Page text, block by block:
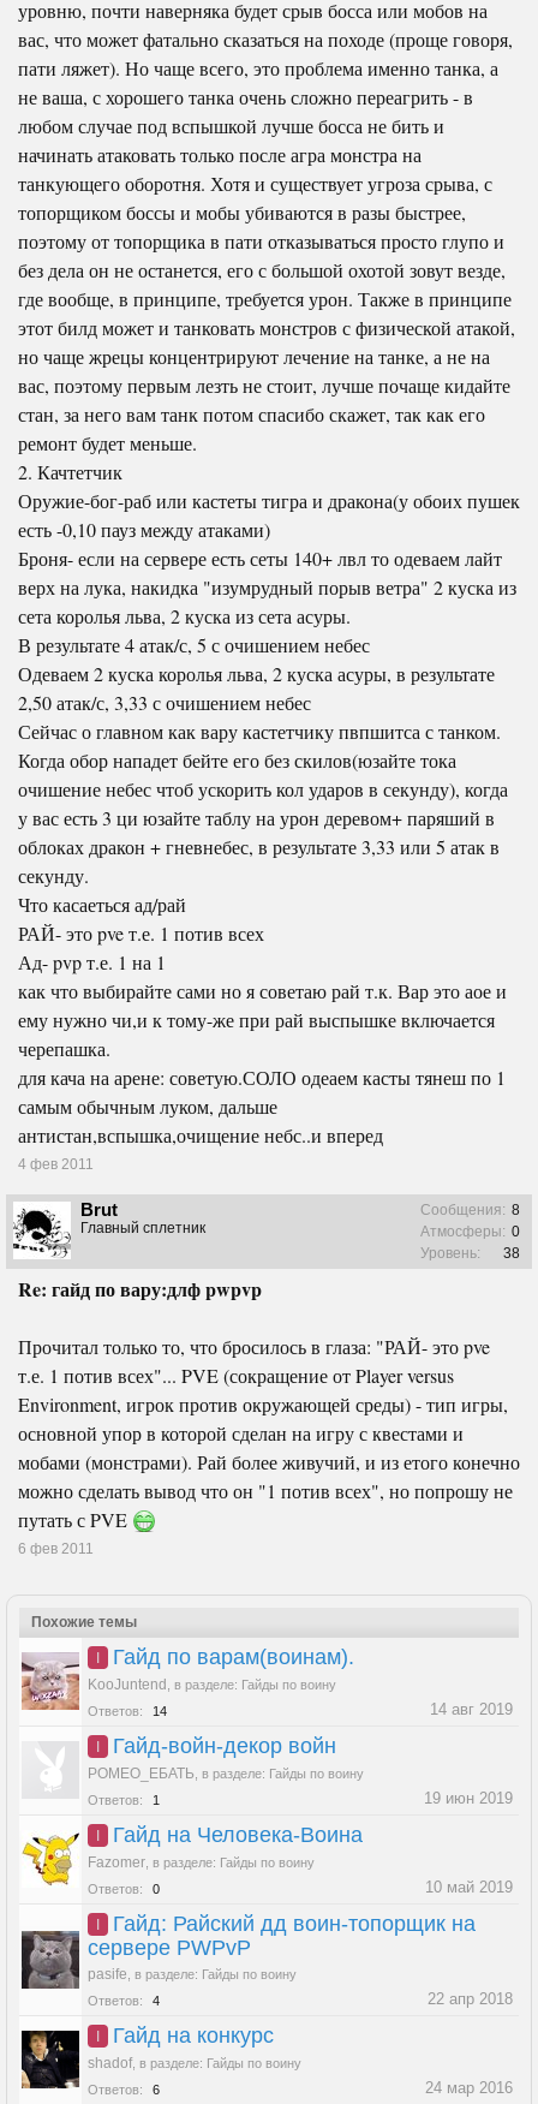
уровню, почти наверняка будет срыв босса или мобов на
вас, что может фатально сказаться на походе (проще говоря,
пати ляжет). Но чаще всего, это проблема именно танка, а
не ваша, с хорошего танка очень сложно переагрить - в
любом случае под вспышкой лучше босса не бить и
начинать атаковать только после агра монстра на
танкующего оборотня. Хотя и существует угроза срыва, с
топорщиком боссы и мобы убиваются в разы быстрее,
поэтому от топорщика в пати отказываться просто глупо и
без дела он не останется, его с большой охотой зовут везде,
где вообще, в принципе, требуется урон. Также в принципе
этот билд может и танковать монстров с физической атакой,
но чаще жрецы концентрируют лечение на танке, а не на
вас, поэтому первым лезть не стоит, лучше почаще кидайте
стан, за него вам танк потом спасибо скажет, так как его
ремонт будет меньше.
2. Качтетчик
Оружие-бог-раб или кастеты тигра и дракона(у обоих пушек
есть -0,10 пауз между атаками)
Броня- если на сервере есть сеты 140+ лвл то одеваем лайт
верх на лука, накидка "изумрудный порыв ветра" 2 куска из
сета королья льва, 2 куска из сета асуры.
В результате 4 атак/с, 5 с очишением небес
Одеваем 2 куска королья льва, 2 куска асуры, в результате
2,50 атак/с, 3,33 с очишением небес
Сейчас о главном как вару кастетчику пвпшитса с танком.
Когда обор нападет бейте его без скилов(юзайте тока
очишение небес чтоб ускорить кол ударов в секунду), когда
у вас есть 3 ци юзайте таблу на урон деревом+ паряший в
облоках дракон + гневнебес, в результате 3,33 или 5 атак в
секунду.
Что касаеться ад/рай
РАЙ- это pve т.е. 1 потив всех
Ад- pvp т.е. 1 на 1
как что выбирайте сами но я советаю рай т.к. Вар это аое и
ему нужно чи,и к тому-же при рай выспышке включается
черепашка.
для кача на арене: советую.СОЛО одеаем касты тянеш по 1
самым обычным луком, дальше
антистан,вспышка,очищение небс..и вперед
4 фев 2011
Brut
Главный сплетник
Сообщения: 8
Атмосферы: 0
Уровень:
38
Re: гайд по вару:длф pwpvp
Прочитал только то, что бросилось в глаза: "РАЙ- это pve
т.е. 1 потив всех"... PVE (сокращение от Player versus
Environment, игрок против окружающей среды) - тип игры,
основной упор в которой сделан на игру с квестами и
мобами (монстрами). Рай более живучий, и из етого конечно
можно сделать вывод что он "1 потив всех", но попрошу не
путать с PVE
6 фев 2011
Похожие темы
I Гайд по варам(воинам).
KooJuntend в разделе: Гайды по воину
Ответов:
14 14 авг 2019
I Гайд-войн-декор войн
РОМЕО_ЕБАТЬ в разделе: Гайды по воину
Ответов:
1 19 июн 2019
I Гайд на Человека-Воина
Fazomer в разделе: Гайды по воину
Ответов:
0 10 май 2019
I
Гайд: Райский дд воин-топорщик на
сервере PWPvP
pasife в разделе: Гайды по воину
Ответов:
4 22 апр 2018
I Гайд на конкурс
shadof, в разделе: Гайды по воину
Ответов:
6 24 мар 2016